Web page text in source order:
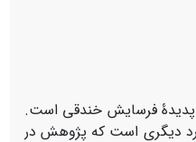
پدیدۀ فرسایش خندقی است.
دیگری است که پژوهش در